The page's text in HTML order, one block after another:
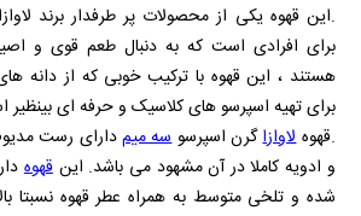
.این قهوه یکی از محصولات پر طرفدار برند
برای افرادی است که به دنبال طعم قوی و
هستند ، این قهوه با ترکیب خوبی که از دانه های
برای تهیه اسپرسو های کلاسیک و حرفه ای
.قهوهلاوازاگرن اسپرسوسه میمدارای رست
و ادویه کاملا در آن مشهود می باشد. اینقهوه
شده و تلخی متوسط به همراه عطر قهوه نسبتا